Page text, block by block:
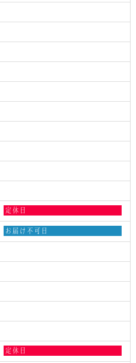
2026
水
日,
8
2026
定休日
木
2026
お届け不可日
水
定休日